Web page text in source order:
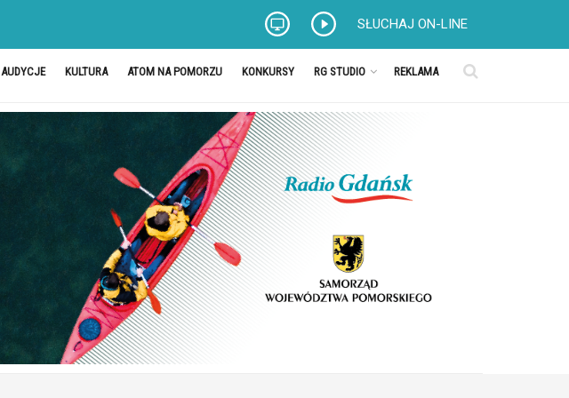
SŁUCHAJ ON-LINE
AUDYCJE KULTURA ATOM NA POMORZU KONKURSY RG STUDIO REKLAMA